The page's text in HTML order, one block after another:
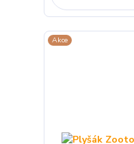
Akce